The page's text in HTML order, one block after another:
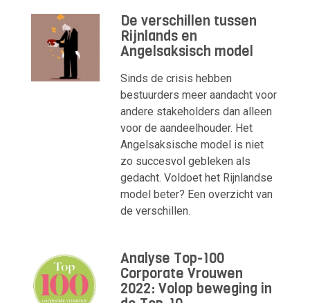
De verschillen tussen
Rijnlands en
Angelsaksisch model
Sinds de crisis hebben
bestuurders meer aandacht voor
andere stakeholders dan alleen
voor de aandeelhouder. Het
Angelsaksische model is niet
zo succesvol gebleken als
gedacht. Voldoet het Rijnlandse
model beter? Een overzicht van
de verschillen.
Analyse Top-100
Corporate Vrouwen
2022: Volop beweging in